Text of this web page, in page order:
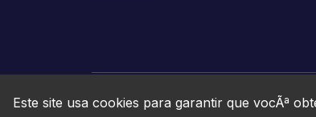
Este site usa cookies para garantir que vocÃª